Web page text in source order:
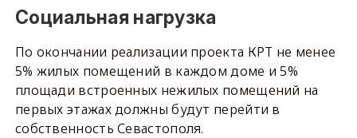
Социальная нагрузка
По окончании реализации проекта КРТ не менее
5% жилых помещений в каждом доме и 5%
площади встроенных нежилых помещений на
первых этажах должны будут перейти в
собственность Севастополя.